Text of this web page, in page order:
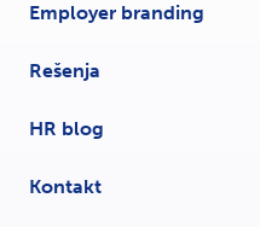
Employer branding
Rešenja
HR blog
Kontakt